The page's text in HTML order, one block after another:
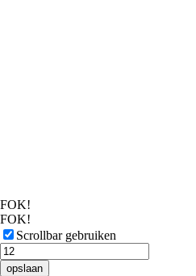
FOK!
FOK!
Scrollbar gebruiken
opslaan